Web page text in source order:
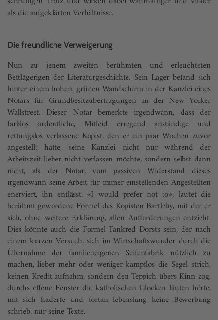
als die aufgeklärten Verhältnisse.
Die freundliche Verweigerung
Nun zu jenem zweiten berühmten und erleuchteten
Bettlägerigen der Literaturgeschichte. Sein Lager befand sich
hinter einem hohen, grünen Wandschirm in der Kanzlei eines
Notars für Grundbesitzübertragungen an der New Yorker
Wallstreet. Dieser Notar bemerkte irgendwann, dass der
farblos ordentliche, Mitleid erregend anständige und
rettungslos verlassene Kopist, den er ein paar Wochen zuvor
angestellt hatte, seine Kanzlei nicht nur während der
Arbeitszeit lieber nicht verlassen möchte, sondern selbst dann
nicht, als der Notar, vom passiven Widerstand dieses
irgendwann seine Arbeit für immer einstellenden Angestellten
enerviert, ihn entlässt. «I would prefer not to», lautet die
berühmt gewordene Formel des Kopisten Bartleby, mit der er
sich, ohne weitere Erklärung, allen Aufforderungen entzieht.
Dies könnte auch die Formel Tankred Dorsts sein, der nach
einem kurzen Versuch, sich im Wirtschaftswunder durch die
Übernahme der familieneigenen Seifenfabrik nützlich zu
machen, lieber mehr oder weniger kampflos die Segel strich,
keinen Kredit aufnahm, sondern den Teppich übers Kinn zog,
durchs offene Fenster die katholischen Glocken läuten hörte,
mit sich haderte und fortan lebenslang keine Bewerbung
schrieb, nur seine Texte.